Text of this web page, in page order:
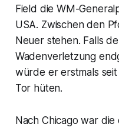
Field die WM-
USA. Zwischen den
Neuer stehen. Falls
Wadenverletzung
würde er erstmals
Tor hüten.
Nach Chicago war